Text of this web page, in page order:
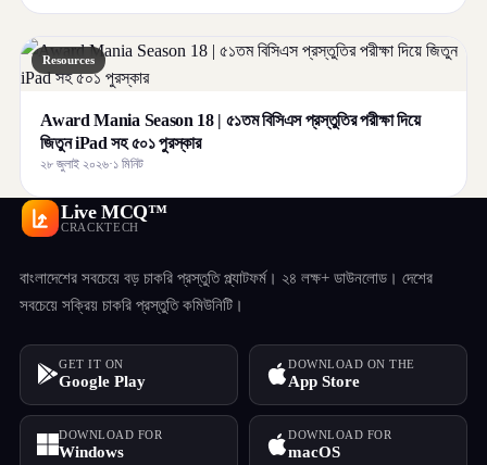
Resources
Award Mania Season 18 | ৫১তম বিসিএস প্রস্তুতির পরীক্ষা দিয়ে
জিতুন iPad সহ ৫০১ পুরস্কার
২৮ জুলাই ২০২৬·১ মিনিট
Live MCQ™
CRACKTECH
বাংলাদেশের সবচেয়ে বড় চাকরি প্রস্তুতি প্ল্যাটফর্ম। ২৪ লক্ষ+ ডাউনলোড। দেশের
সবচেয়ে সক্রিয় চাকরি প্রস্তুতি কমিউনিটি।
GET IT ON
Google Play
DOWNLOAD ON THE
App Store
DOWNLOAD FOR
Windows
DOWNLOAD FOR
macOS